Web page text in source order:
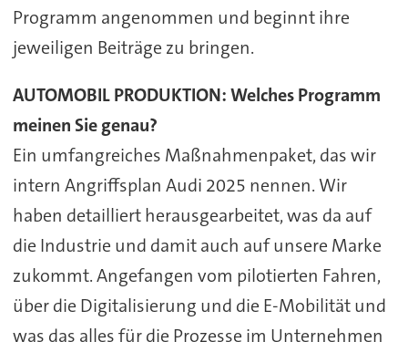
Programm angenommen und beginnt ihre
jeweiligen Beiträge zu bringen.
AUTOMOBIL PRODUKTION: Welches Programm
meinen Sie genau?
Ein umfangreiches Maßnahmenpaket, das wir
intern Angriffsplan Audi 2025 nennen. Wir
haben detailliert herausgearbeitet, was da auf
die Industrie und damit auch auf unsere Marke
zukommt. Angefangen vom pilotierten Fahren,
über die Digitalisierung und die E-Mobilität und
was das alles für die Prozesse im Unternehmen